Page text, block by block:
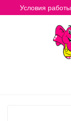
Условия работы